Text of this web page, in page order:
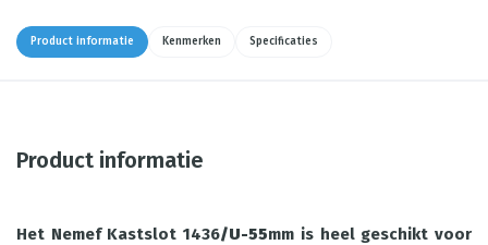
Product informatie Kenmerken Specificaties
Product informatie
Het Nemef Kastslot 1436/U-55mm is heel geschikt voor